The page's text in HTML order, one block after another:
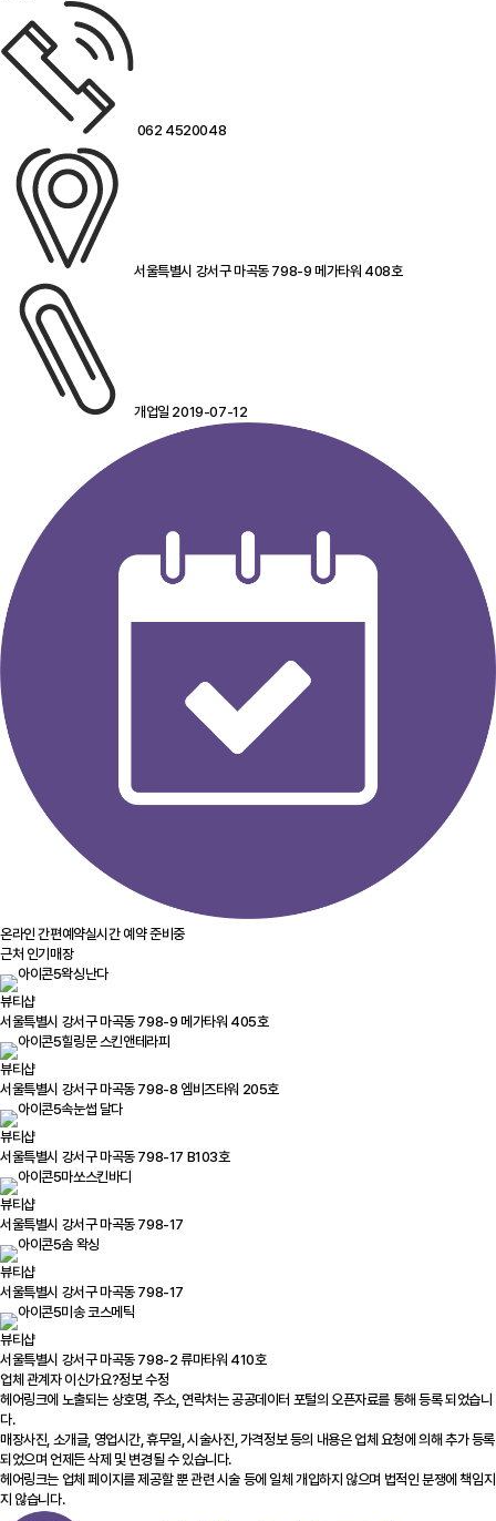
062 4520048
서울특별시 강서구 마곡동 798-9 메가타워 408호
개업일 2019-07-12
온라인 간편예약실시간 예약 준비중
근처 인기매장
왁싱난다
뷰티샵
서울특별시 강서구 마곡동 798-9 메가타워 405호
힐링문 스킨앤테라피
뷰티샵
서울특별시 강서구 마곡동 798-8 엠비즈타워 205호
속눈썹 달다
뷰티샵
서울특별시 강서구 마곡동 798-17 B103호
마쏘스킨바디
뷰티샵
서울특별시 강서구 마곡동 798-17
솜 왁싱
뷰티샵
서울특별시 강서구 마곡동 798-17
미송 코스메틱
뷰티샵
서울특별시 강서구 마곡동 798-2 류마타워 410호
업체 관계자 이신가요?정보 수정
헤어링크에 노출되는 상호명, 주소, 연락처는 공공데이터 포털의 오픈자료를 통해 등록 되었습니
다.
매장사진, 소개글, 영업시간, 휴무일, 시술사진, 가격정보 등의 내용은 업체 요청에 의해 추가 등록
되었으며 언제든 삭제 및 변경될 수 있습니다.
헤어링크는 업체 페이지를 제공할 뿐 관련 시술 등에 일체 개입하지 않으며 법적인 분쟁에 책임지
지 않습니다.